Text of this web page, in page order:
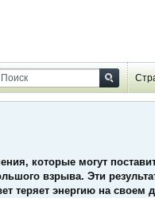
которые могут
взрыва. Эти
теряет энергию на своем